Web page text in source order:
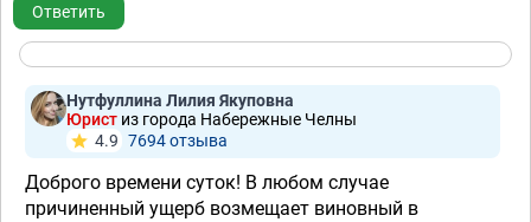
Ответить
Нутфуллина Лилия Якуповна
Юрист из города Набережные Челны
4.9 7694 отзывa
Доброго времени суток! В любом случае
причиненный ущерб возмещает виновный в